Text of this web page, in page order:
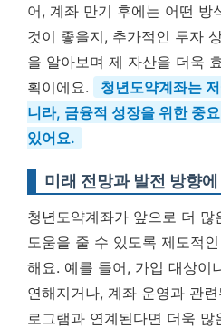
어, 계좌 만기 후에는 어떤 방
것이 좋을지, 추가적인 투자
을 알아보며 제 자산을 더욱
획이에요.
청년도약계좌는
니라, 금융적 성장을 위한 중
있어요.
미래 전망과 발전 방향
청년도약계좌가 앞으로 더 많
도움을 줄 수 있도록 제도적
해요. 예를 들어, 가입 대상이
연해지거나, 계좌 운영과 관
로그램과 연계된다면 더욱